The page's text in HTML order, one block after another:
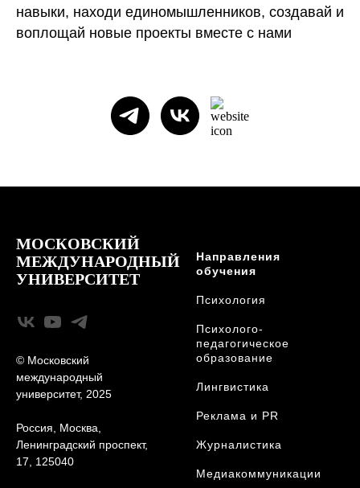
навыки, находи единомышленников, создавай и
воплощай новые проекты вместе с нами
МОСКОВСКИЙ
МЕЖДУНАРОДНЫЙ
УНИВЕРСИТЕТ
© Московский
международный
университет, 2025
Россия, Москва,
Ленинградский проспект,
17, 125040
Направления
обучения
Психология
Психолого-
педагогическое
образование
Лингвистика
Реклама и PR
Журналистика
Медиакоммуникации